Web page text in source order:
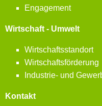
Engagement
Wirtschaft - Umwelt
Wirtschaftsstandort
Wirtschaftsförderung
Industrie- und
Kontakt